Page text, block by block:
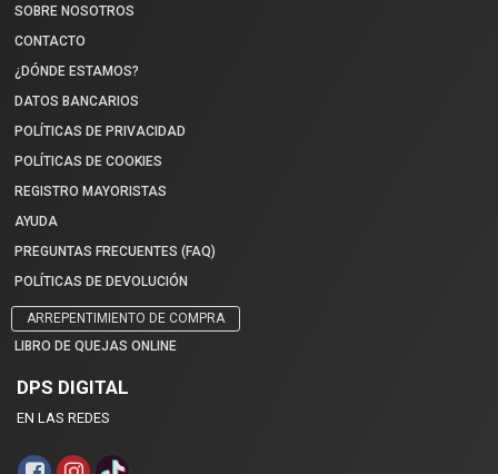
SOBRE NOSOTROS
CONTACTO
¿DÓNDE ESTAMOS?
DATOS BANCARIOS
POLÍTICAS DE PRIVACIDAD
POLÍTICAS DE COOKIES
REGISTRO MAYORISTAS
AYUDA
PREGUNTAS FRECUENTES (FAQ)
POLÍTICAS DE DEVOLUCIÓN
ARREPENTIMIENTO DE COMPRA
LIBRO DE QUEJAS ONLINE
DPS DIGITAL
EN LAS REDES